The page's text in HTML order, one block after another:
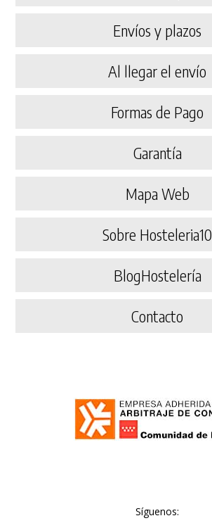
Envíos y plazos
Al llegar el envío
Formas de Pago
Garantía
Mapa Web
Sobre Hosteleria10
BlogHostelería
Contacto
Síguenos: